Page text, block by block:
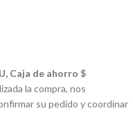
Caja de ahorro $
la compra, nos
su pedido y coordinar